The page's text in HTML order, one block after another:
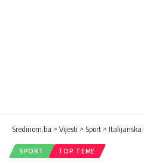
Sredinom.ba > Vijesti > Sport > Italijanska
SPORT TOP TEME